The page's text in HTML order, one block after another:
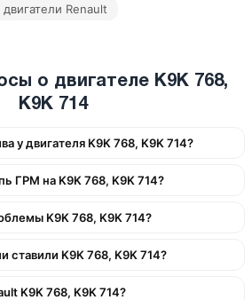
Renault
о двигателе K9K 768,
K9K 714
у двигателя K9K 768, K9K 714?
ГРМ на K9K 768, K9K 714?
K9K 768, K9K 714?
ставили K9K 768, K9K 714?
K9K 768, K9K 714?